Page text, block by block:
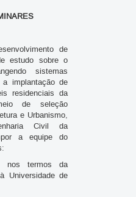
de
estudo sobre o
sistemas
implantação de
residenciais da
de seleção
e Urbanismo,
Civil da
a equipe do
nos termos da
Universidade de